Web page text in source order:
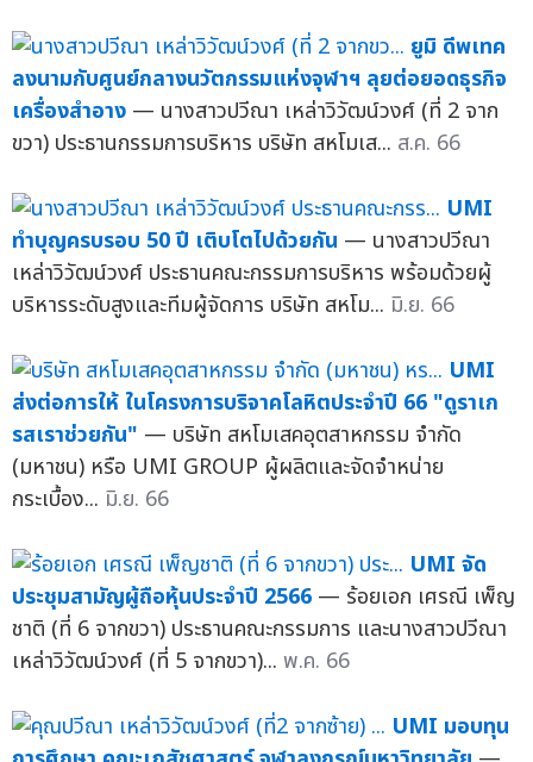
ยูมิ ดีพเทค
ลงนามกับศูนย์กลางนวัตกรรมแห่งจุฬาฯ ลุยต่อยอดธุรกิจ
เครื่องสำอาง — นางสาวปวีณา เหล่าวิวัฒน์วงศ์ (ที่ 2 จาก
ขวา) ประธานกรรมการบริหาร บริษัท สหโมเส... ส.ค. 66
UMI
ทำบุญครบรอบ 50 ปี เติบโตไปด้วยกัน — นางสาวปวีณา
เหล่าวิวัฒน์วงศ์ ประธานคณะกรรมการบริหาร พร้อมด้วยผู้
บริหารระดับสูงและทีมผู้จัดการ บริษัท สหโม... มิ.ย. 66
UMI
ส่งต่อการให้ ในโครงการบริจาคโลหิตประจำปี 66 "ดูราเก
รสเราช่วยกัน" — บริษัท สหโมเสคอุตสาหกรรม จำกัด
(มหาชน) หรือ UMI GROUP ผู้ผลิตและจัดจำหน่าย
กระเบื้อง... มิ.ย. 66
UMI จัด
ประชุมสามัญผู้ถือหุ้นประจำปี 2566 — ร้อยเอก เศรณี เพ็ญ
ชาติ (ที่ 6 จากขวา) ประธานคณะกรรมการ และนางสาวปวีณา
เหล่าวิวัฒน์วงศ์ (ที่ 5 จากขวา)... พ.ค. 66
UMI มอบทุน